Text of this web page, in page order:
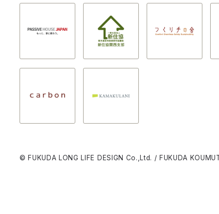
© FUKUDA LONG LIFE DESIGN Co.,Ltd. / FUKUDA